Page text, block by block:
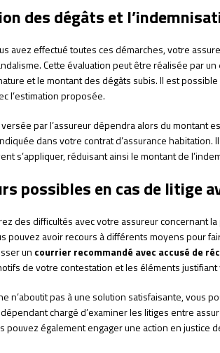
des dégâts et
avez effectué toutes ces démarches, votre
Cette évaluation peut être réalisée par un
et le montant des dégâts subis. Il est
l’estimation proposée.
par l’assureur dépendra alors du montant
dans votre contrat d’assurance
s’appliquer, réduisant ainsi le montant de
possibles en cas de litige
des difficultés avec votre assureur concernant
pouvez avoir recours à différents moyens pour
un courrier recommandé avec accusé de
de votre contestation et les éléments
n’aboutit pas à une solution satisfaisante, vous
chargé d’examiner les litiges entre
pouvez également engager une action en justice